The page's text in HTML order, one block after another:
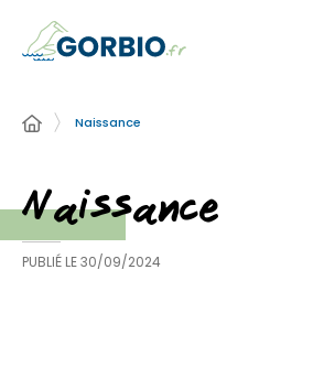
Naissance
Naissance
PUBLIÉ LE30/09/2024